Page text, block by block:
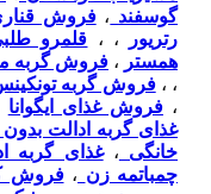
گوسفند ،فروش
رتریور
، ، قلمرو
همستر ، فروش گربه
، ،فروش گربه
،فروش غذای ایگوانا
غذای گربه ادالت
خانگی ،غذای گربه
چمباتمه زن ،فروش